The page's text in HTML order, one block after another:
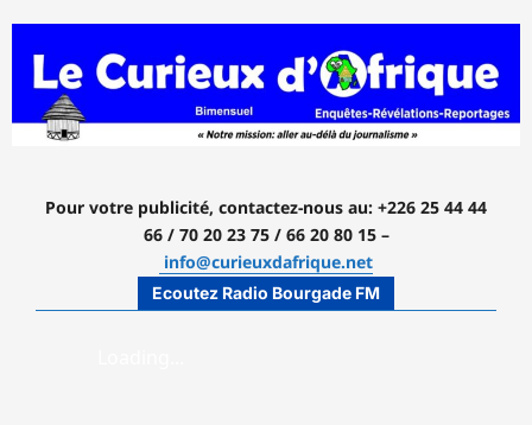
contenu
Pour votre publicité, contactez-nous au: +226 25 44 44
66 / 70 20 23 75 / 66 20 80 15 –
info@curieuxdafrique.net
Ecoutez Radio Bourgade FM